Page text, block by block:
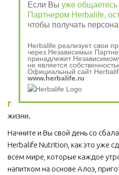
чтобы
Правильное питание - это
жизни.
Начните и Вы свой день со
Herbalife Nutrition, как это уже
всем мире, которые каждое
напитком на основе Алоэ,
Если Выуже
Партнером Herbalife,
чтобы получать
Herbalife реализует свои
через Независимых
принадлежит
не является
Официальный сайт
www.herbalife.ru